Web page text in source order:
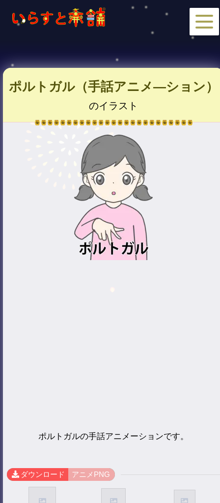
ポルトガル（手話アニメ―ション）
のイラスト
ポルトガルの手話アニメーションです。
ダウンロード アニメPNG